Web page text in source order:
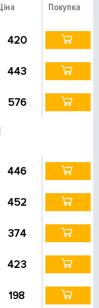
Ціна Покупка
420
443
576
446
452
374
423
198